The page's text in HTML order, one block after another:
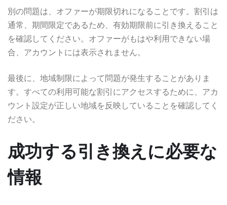
別の問題は、オファーが期限切れになることです。割引は
通常、期間限定であるため、有効期限前に引き換えること
を確認してください。オファーがもはや利用できない場
合、アカウントには表示されません。
最後に、地域制限によって問題が発生することがありま
す。すべての利用可能な割引にアクセスするために、アカ
ウント設定が正しい地域を反映していることを確認してく
ださい。
成功する引き換えに必要な
情報